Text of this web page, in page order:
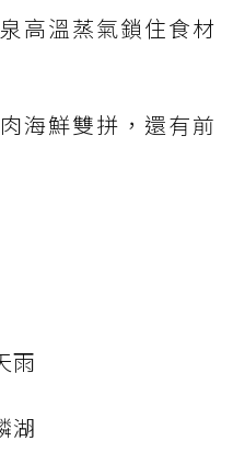
高溫蒸氣鎖住食材
海鮮雙拼，還有前
雨
湖